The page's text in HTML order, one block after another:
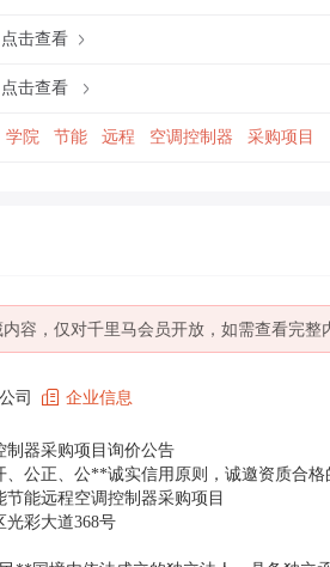
点击查看
点击查看
学院 节能 远程 空调控制器 采购项目
容，仅对千里马会员开放，如需查看完整
司 企业信息
器采购项目询价公告
、公正、公**诚实信用原则，诚邀资质合
能远程空调控制器采购项目
彩大道368号